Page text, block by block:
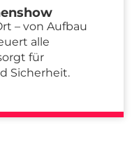
– von Aufbau
alle
für
Sicherheit.